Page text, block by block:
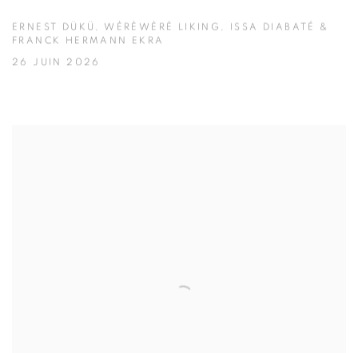
ERNEST DÜKÜ, WÈRÈWÈRÈ LIKING, ISSA DIABATÉ &
FRANCK HERMANN EKRA
26 JUIN 2026